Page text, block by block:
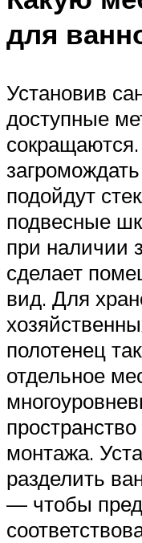
для
Установив
доступные
подойдут
подвесные
при наличии
сделает
вид. Для
полотенец
отдельное
монтажа.
разделить
— чтобы